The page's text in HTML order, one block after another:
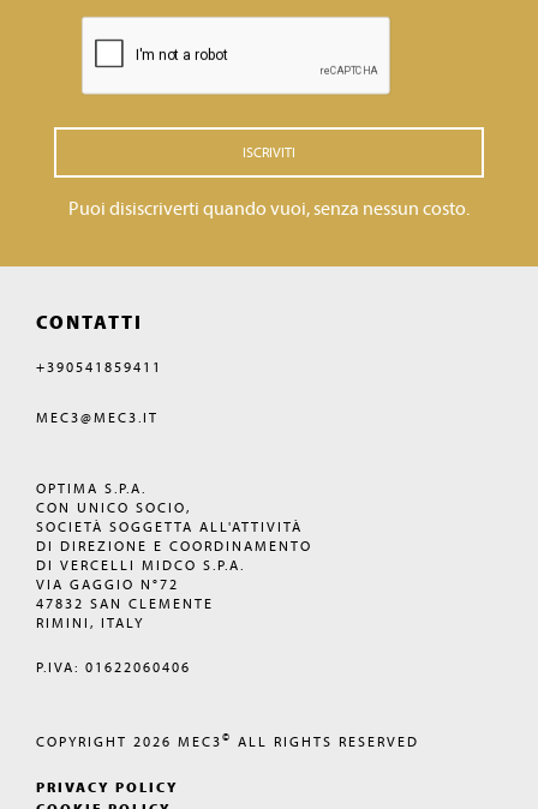
ISCRIVITI
Puoi disiscriverti quando vuoi, senza nessun costo.
CONTATTI
+390541859411
MEC3@MEC3.IT
OPTIMA S.P.A.
CON UNICO SOCIO,
SOCIETÀ SOGGETTA ALL'ATTIVITÀ
DI DIREZIONE E COORDINAMENTO
DI VERCELLI MIDCO S.P.A.
VIA GAGGIO N°72
47832 SAN CLEMENTE
RIMINI, ITALY
P.IVA: 01622060406
COPYRIGHT 2026 MEC3© ALL RIGHTS RESERVED
PRIVACY POLICY